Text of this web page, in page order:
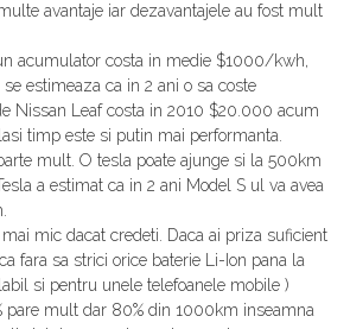
avantaje iar dezavantajele au fost mult
acumulator costa in medie $1000/kwh,
estimeaza ca in 2 ani o sa coste
Nissan Leaf costa in 2010 $20.000 acum
timp este si putin mai performanta.
mult. O tesla poate ajunge si la 500km
a estimat ca in 2 ani Model S ul va avea
mic dacat credeti. Daca ai priza suficient
fara sa strici orice baterie Li-Ion pana la
si pentru unele telefoanele mobile )
pare mult dar 80% din 1000km inseamna